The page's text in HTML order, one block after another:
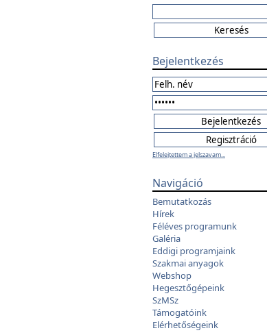
Bejelentkezés
Elfelejtettem a jelszavam...
Navigáció
Bemutatkozás
Hírek
Féléves programunk
Galéria
Eddigi programjaink
Szakmai anyagok
Webshop
Hegesztőgépeink
SzMSz
Támogatóink
Elérhetőségeink